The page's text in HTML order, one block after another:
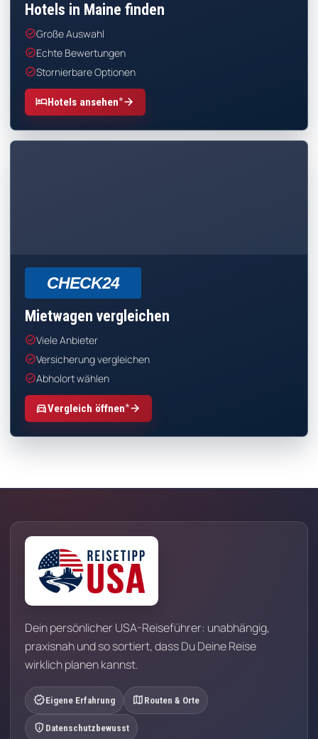
Hotels in Maine finden
check_circleGroße Auswahl
check_circleEchte Bewertungen
check_circleStornierbare Optionen
hotelHotels ansehen*arrow_forward
CHECK24
Mietwagen vergleichen
check_circleViele Anbieter
check_circleVersicherung vergleichen
check_circleAbholort wählen
directions_carVergleich öffnen*arrow_forward
Dein persönlicher USA-Reiseführer: unabhängig,
praxisnah und so sortiert, dass Du Deine Reise
wirklich planen kannst.
verifiedEigene Erfahrung map Routen & Orte
privacy_tip Datenschutzbewusst